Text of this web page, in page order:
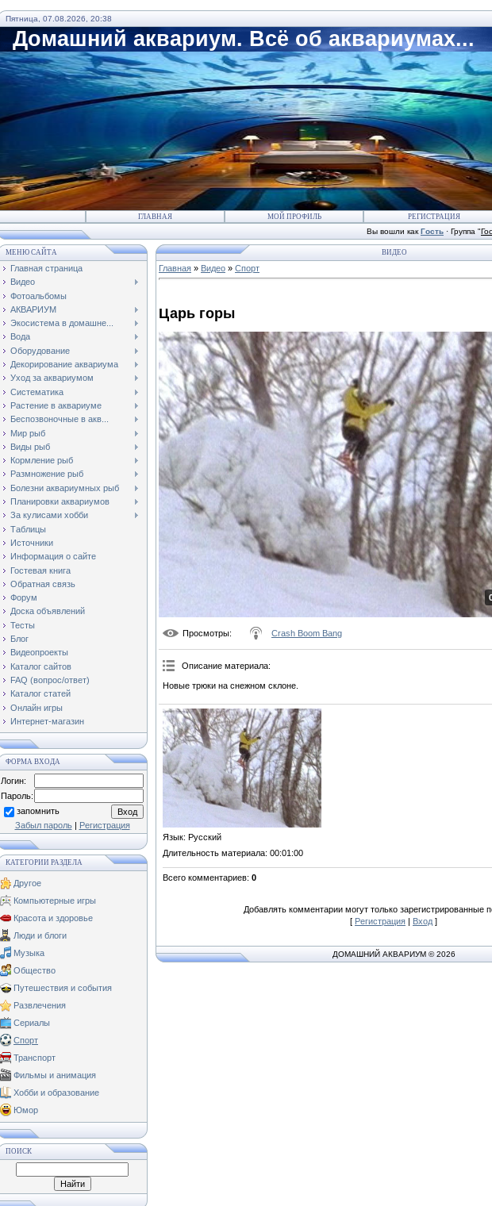
Пятница, 07.08.2026, 20:38
Домашний аквариум. Всё об аквариумах...
ГЛАВНАЯ МОЙ ПРОФИЛЬ РЕГИСТРАЦИЯ
Вы вошли как Гость · Группа "
МЕНЮ САЙТА
Главная страница
Видео
Фотоальбомы
АКВАРИУМ
Экосистема в домашне...
Вода
Оборудование
Декорирование аквариума
Уход за аквариумом
Систематика
Растение в аквариуме
Беспозвоночные в акв...
Мир рыб
Виды рыб
Кормление рыб
Размножение рыб
Болезни аквариумных рыб
Планировки аквариумов
За кулисами хобби
Таблицы
Источники
Информация о сайте
Гостевая книга
Обратная связь
Форум
Доска объявлений
Тесты
Блог
Видеопроекты
Каталог сайтов
FAQ (вопрос/ответ)
Каталог статей
Онлайн игры
Интернет-магазин
ФОРМА ВХОДА
Логин:
Пароль:
запомнить
Забыл пароль| Регистрация
КАТЕГОРИИ РАЗДЕЛА
Другое
Компьютерные игры
Красота и здоровье
Люди и блоги
Музыка
Общество
Путешествия и события
Развлечения
Сериалы
Спорт
Транспорт
Фильмы и анимация
Хобби и образование
Юмор
ПОИСК
ВИДЕО
Главная » Видео » Спорт
Царь горы
Просмотры: Crash Boom Bang
Описание материала:
Новые трюки на снежном склоне.
Язык: Русский
Длительность материала: 00:01:00
Всего комментариев: 0
Добавлять комментарии могут только зарегистрированные
[ Регистрация | Вход ]
ДОМАШНИЙ АКВАРИУМ © 2026